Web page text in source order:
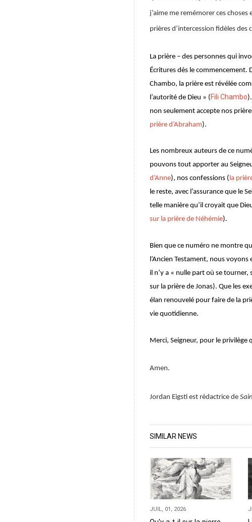
j’aime me remémorer ces
prières d’intercession fidèles
La prière – des personnes qui
Écritures dès le commencement.
Chambo, la prière est révélée
l’autorité de Dieu » (Fili Chambo
non seulement accepte nos
prière d’Abraham).
Les nombreux auteurs de ce
pouvons tout apporter au
d’Anne), nos confessions (la
le reste, avec l’assurance que le
telle manière qu’il croyait que
sur la prière de Néhémie).
Bien que ce numéro ne montre
l’Ancien Testament, nous
il n’y a « nulle part où se tourner,
sur la prière de Jonas). Que les
élan renouvelé pour faire de la
vie quotidienne.
Merci, Seigneur, pour le privilège
Amen.
Jordan Eigsti est rédactrice de
SIMILAR NEWS
JUIL, 01, 2026